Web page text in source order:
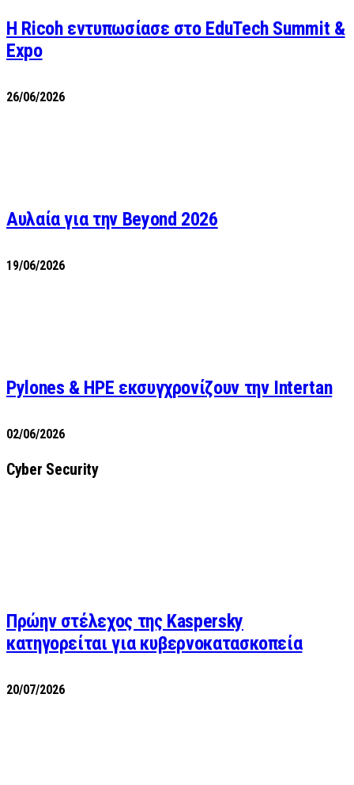
Η Ricoh εντυπωσίασε στο EduTech Summit &
Expo
26/06/2026
Αυλαία για την Beyond 2026
19/06/2026
Pylones & HPE εκσυγχρονίζουν την Intertan
02/06/2026
Cyber Security
Πρώην στέλεχος της Kaspersky
κατηγορείται για κυβερνοκατασκοπεία
20/07/2026